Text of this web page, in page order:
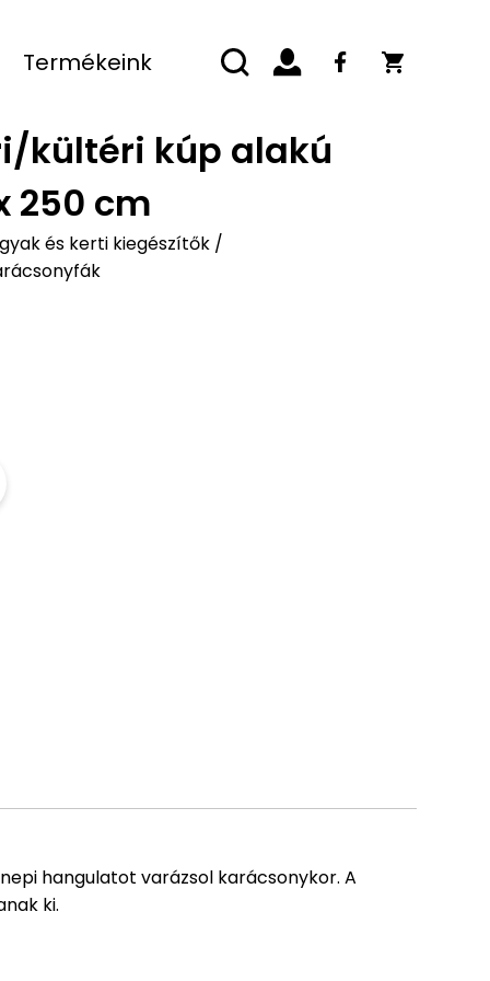
Termékeink
kültéri kúp alakú
250 cm
és kerti kiegészítők/
hangulatot varázsol karácsonykor. A
ki.